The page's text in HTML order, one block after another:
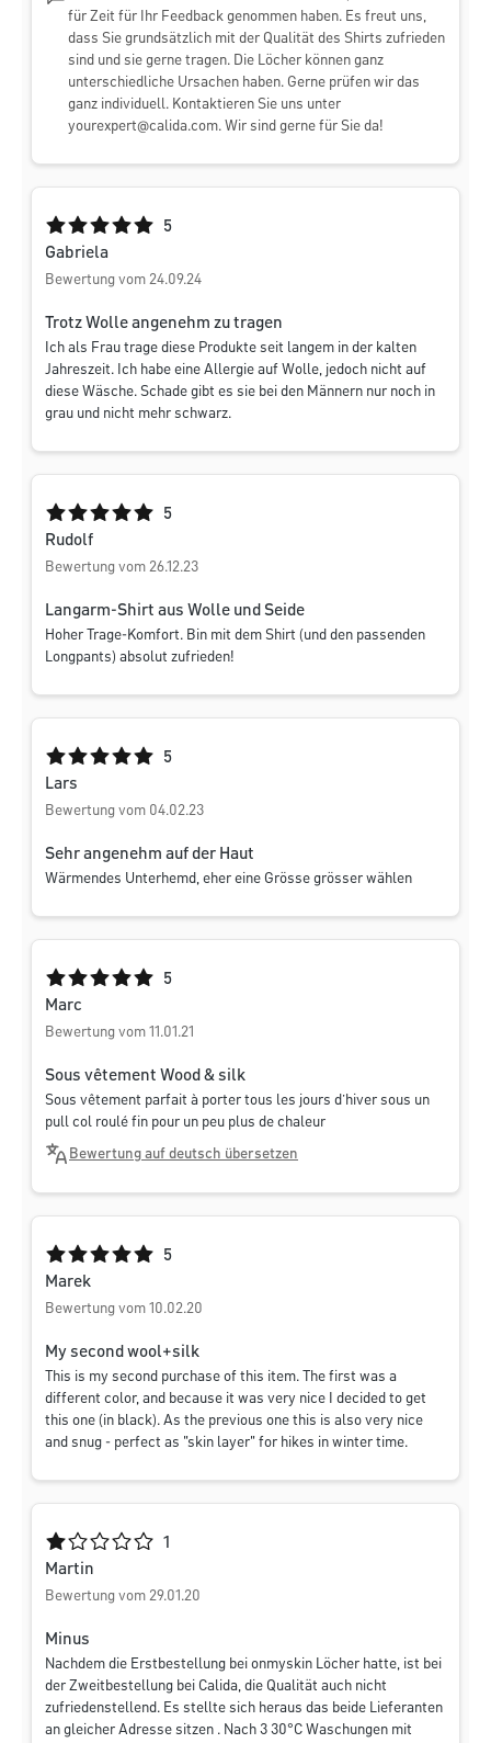
für Zeit für Ihr Feedback genommen haben. Es freut uns,
dass Sie grundsätzlich mit der Qualität des Shirts zufrieden
sind und sie gerne tragen. Die Löcher können ganz
unterschiedliche Ursachen haben. Gerne prüfen wir das
ganz individuell. Kontaktieren Sie uns unter
yourexpert@calida.com. Wir sind gerne für Sie da!
Durchschnittliche Bewertung von 5 von 5 Sternen
5
Gabriela
Bewertung vom 24.09.24
Trotz Wolle angenehm zu tragen
Ich als Frau trage diese Produkte seit langem in der kalten
Jahreszeit. Ich habe eine Allergie auf Wolle, jedoch nicht auf
diese Wäsche. Schade gibt es sie bei den Männern nur noch in
grau und nicht mehr schwarz.
Durchschnittliche Bewertung von 5 von 5 Sternen
5
Rudolf
Bewertung vom 26.12.23
Langarm-Shirt aus Wolle und Seide
Hoher Trage-Komfort. Bin mit dem Shirt (und den passenden
Longpants) absolut zufrieden!
Durchschnittliche Bewertung von 5 von 5 Sternen
5
Lars
Bewertung vom 04.02.23
Sehr angenehm auf der Haut
Wärmendes Unterhemd, eher eine Grösse grösser wählen
Durchschnittliche Bewertung von 5 von 5 Sternen
5
Marc
Bewertung vom 11.01.21
Sous vêtement Wood & silk
Sous vêtement parfait à porter tous les jours d’hiver sous un
pull col roulé fin pour un peu plus de chaleur
Bewertung auf deutsch übersetzen
Durchschnittliche Bewertung von 5 von 5 Sternen
5
Marek
Bewertung vom 10.02.20
My second wool+silk
This is my second purchase of this item. The first was a
different color, and because it was very nice I decided to get
this one (in black). As the previous one this is also very nice
and snug - perfect as "skin layer" for hikes in winter time.
Durchschnittliche Bewertung von 1 von 5 Sternen
1
Martin
Bewertung vom 29.01.20
Minus
Nachdem die Erstbestellung bei onmyskin Löcher hatte, ist bei
der Zweitbestellung bei Calida, die Qualität auch nicht
zufriedenstellend. Es stellte sich heraus das beide Lieferanten
an gleicher Adresse sitzen . Nach 3 30°C Waschungen mit